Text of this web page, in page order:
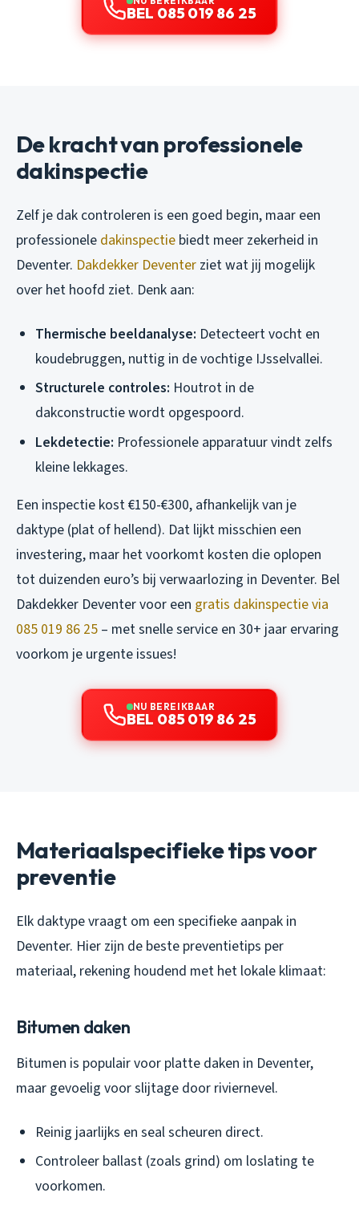
BEL 085 019 86 25
De kracht van professionele
dakinspectie
Zelf je dak controleren is een goed begin, maar een
professionele dakinspectie biedt meer zekerheid in
Deventer. Dakdekker Deventer ziet wat jij mogelijk
over het hoofd ziet. Denk aan:
Thermische beeldanalyse: Detecteert vocht en
koudebruggen, nuttig in de vochtige IJsselvallei.
Structurele controles: Houtrot in de
dakconstructie wordt opgespoord.
Lekdetectie: Professionele apparatuur vindt zelfs
kleine lekkages.
Een inspectie kost €150-€300, afhankelijk van je
daktype (plat of hellend). Dat lijkt misschien een
investering, maar het voorkomt kosten die oplopen
tot duizenden euro’s bij verwaarlozing in Deventer. Bel
Dakdekker Deventer voor een gratis dakinspectie via
085 019 86 25 – met snelle service en 30+ jaar ervaring
voorkom je urgente issues!
NU BEREIKBAAR
BEL 085 019 86 25
Materiaalspecifieke tips voor
preventie
Elk daktype vraagt om een specifieke aanpak in
Deventer. Hier zijn de beste preventietips per
materiaal, rekening houdend met het lokale klimaat:
Bitumen daken
Bitumen is populair voor platte daken in Deventer,
maar gevoelig voor slijtage door riviernevel.
Reinig jaarlijks en seal scheuren direct.
Controleer ballast (zoals grind) om loslating te
voorkomen.